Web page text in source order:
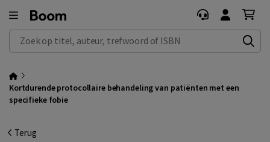
Zoek op titel, auteur, trefwoord of ISBN
Kortdurende protocollaire behandeling van patiënten met een
specifieke fobie
Terug